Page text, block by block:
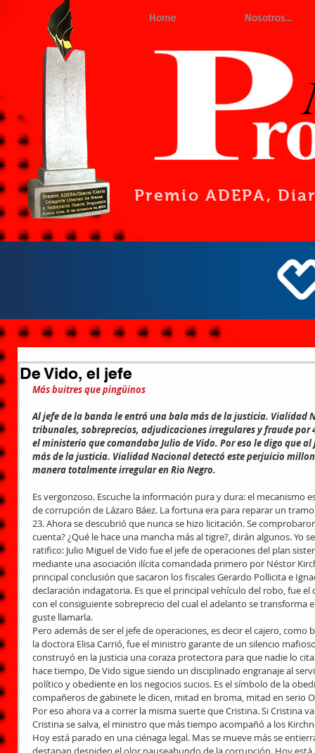
Home Nosotros...
Premio ADEPA,
De Vido, el jefe
Más buitres que pingüinos
Al jefe de la banda le entró una bala más de la justicia. Vialidad
tribunales, sobreprecios, adjudicaciones irregulares y fraude por
el ministerio que comandaba Julio de Vido. Por eso le digo que
más de la justicia. Vialidad Nacional detectó este perjuicio
manera totalmente irregular en Rio Negro.
Es vergonzoso. Escuche la información pura y dura: el mecanismo
de corrupción de Lázaro Báez. La fortuna era para reparar un
23. Ahora se descubrió que nunca se hizo licitación. Se
cuenta? ¿Qué le hace una mancha más al tigre?, dirán algunos. Yo
ratifico: Julio Miguel de Vido fue el jefe de operaciones del plan
mediante una asociación ilícita comandada primero por Néstor
principal conclusión que sacaron los fiscales Gerardo Pollicita e
declaración indagatoria. Es que el principal vehículo del robo, fue
con el consiguiente sobreprecio del cual el adelanto se transforma
guste llamarla.
Pero además de ser el jefe de operaciones, es decir el cajero,
la doctora Elisa Carrió, fue el ministro garante de un silencio
construyó en la justicia una coraza protectora para que nadie lo
hace tiempo, De Vido sigue siendo un disciplinado engranaje al
político y obediente en los negocios sucios. Es el símbolo de la
compañeros de gabinete le dicen, mitad en broma, mitad en serio
Por eso ahora va a correr la misma suerte que Cristina. Si Cristina
Cristina se salva, el ministro que más tiempo acompañó a los
Hoy está parado en una ciénaga legal. Mas se mueve más se